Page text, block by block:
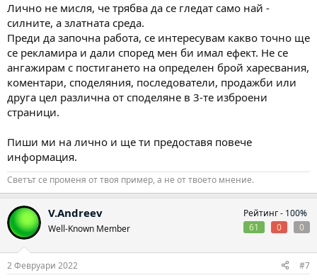
Лично не мисля, че трябва да се гледат само най -
силните, а златната среда.
Преди да започна работа, се интересувам какво точно ще
се рекламира и дали според мен би имал ефект. Не се
ангажирам с постигането на определен брой харесвания,
коментари, споделяния, последователи, продажби или
друга цел различна от споделяне в 3-те изброени
страници.
Пиши ми на лично и ще ти предоставя повече
информация.
Светът се променя от твоя пример, а не от твоето мнение.
V.Andreev
Well-Known Member
Рейтинг - 100%
61
0 0
2 Февруари 2022 #7